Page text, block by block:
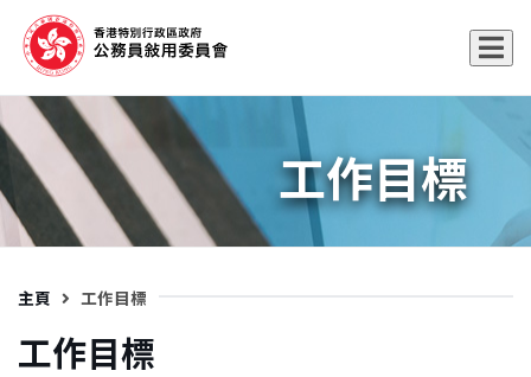
工作目標
主頁 工作目標
工作目標